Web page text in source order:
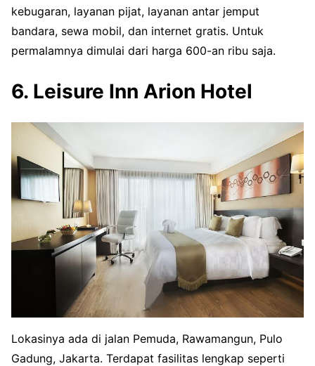
kebugaran, layanan pijat, layanan antar jemput
bandara, sewa mobil, dan internet gratis. Untuk
permalamnya dimulai dari harga 600-an ribu saja.
6. Leisure Inn Arion Hotel
Lokasinya ada di jalan Pemuda, Rawamangun, Pulo
Gadung, Jakarta. Terdapat fasilitas lengkap seperti